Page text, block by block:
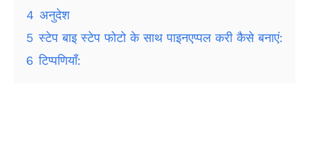
4 अनुदेश
5 स्टेप बाइ स्टेप फोटो के साथ पाइनएप्पल करी कैसे बनाएं:
6 टिप्पणियाँ: